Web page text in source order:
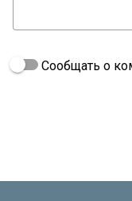
Сообщать о